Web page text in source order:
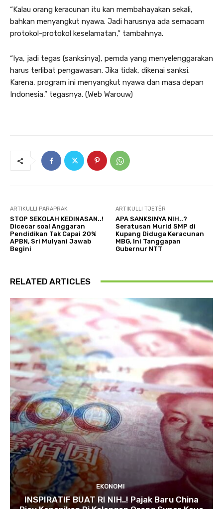
“Kalau orang keracunan itu kan membahayakan sekali,
bahkan menyangkut nyawa. Jadi harusnya ada semacam
protokol-protokol keselamatan,” tambahnya.
“Iya, jadi tegas (sanksinya), pemda yang menyelenggarakan
harus terlibat pengawasan. Jika tidak, dikenai sanksi.
Karena, program ini menyangkut nyawa dan masa depan
Indonesia,” tegasnya. (Web Warouw)
ARTIKULLI PARAPRAK
STOP SEKOLAH KEDINASAN..!
Dicecar soal Anggaran
Pendidikan Tak Capai 20%
APBN, Sri Mulyani Jawab
Begini
ARTIKULLI TJETËR
APA SANKSINYA NIH..?
Seratusan Murid SMP di
Kupang Diduga Keracunan
MBG, Ini Tanggapan
Gubernur NTT
RELATED ARTICLES
EKONOMI
INSPIRATIF BUAT RI NIH..! Pajak Baru China